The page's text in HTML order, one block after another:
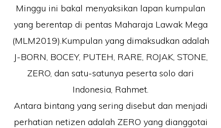
Minggu ini bakal menyaksikan lapan kumpulan
yang berentap di pentas Maharaja Lawak Mega
(MLM2019).Kumpulan yang dimaksudkan adalah
J-BORN, BOCEY, PUTEH, RARE, ROJAK, STONE,
ZERO, dan satu-satunya peserta solo dari
Indonesia, Rahmet.
Antara bintang yang sering disebut dan menjadi
perhatian netizen adalah ZERO yang dianggotai